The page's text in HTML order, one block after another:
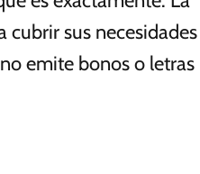
sus necesidades
emite bonos o letras